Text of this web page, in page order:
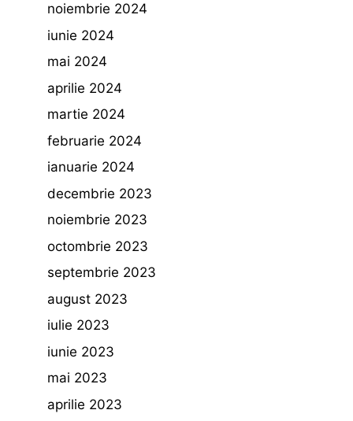
noiembrie 2024
iunie 2024
mai 2024
aprilie 2024
martie 2024
februarie 2024
ianuarie 2024
decembrie 2023
noiembrie 2023
octombrie 2023
septembrie 2023
august 2023
iulie 2023
iunie 2023
mai 2023
aprilie 2023